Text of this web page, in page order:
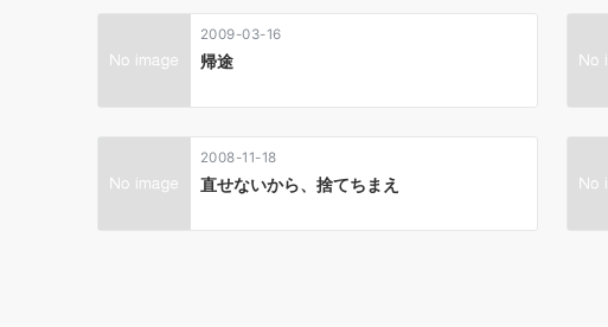
ー
シ
ョ
ン
2009-03-16
帰途
2008-11-18
直せないから、捨てちまえ